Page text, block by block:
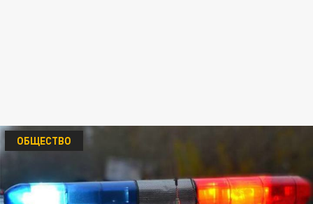
ОБЩЕСТВО